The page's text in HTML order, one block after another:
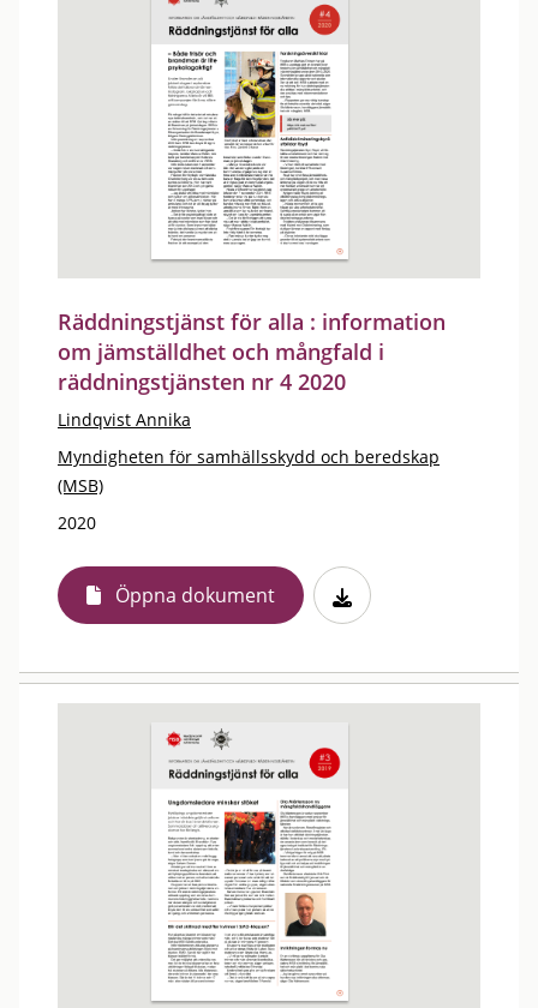
Räddningstjänst för alla : information
om jämställdhet och mångfald i
räddningstjänsten nr 4 2020
Lindqvist Annika
Myndigheten för samhällsskydd och beredskap
(MSB)
2020
Öppna dokument